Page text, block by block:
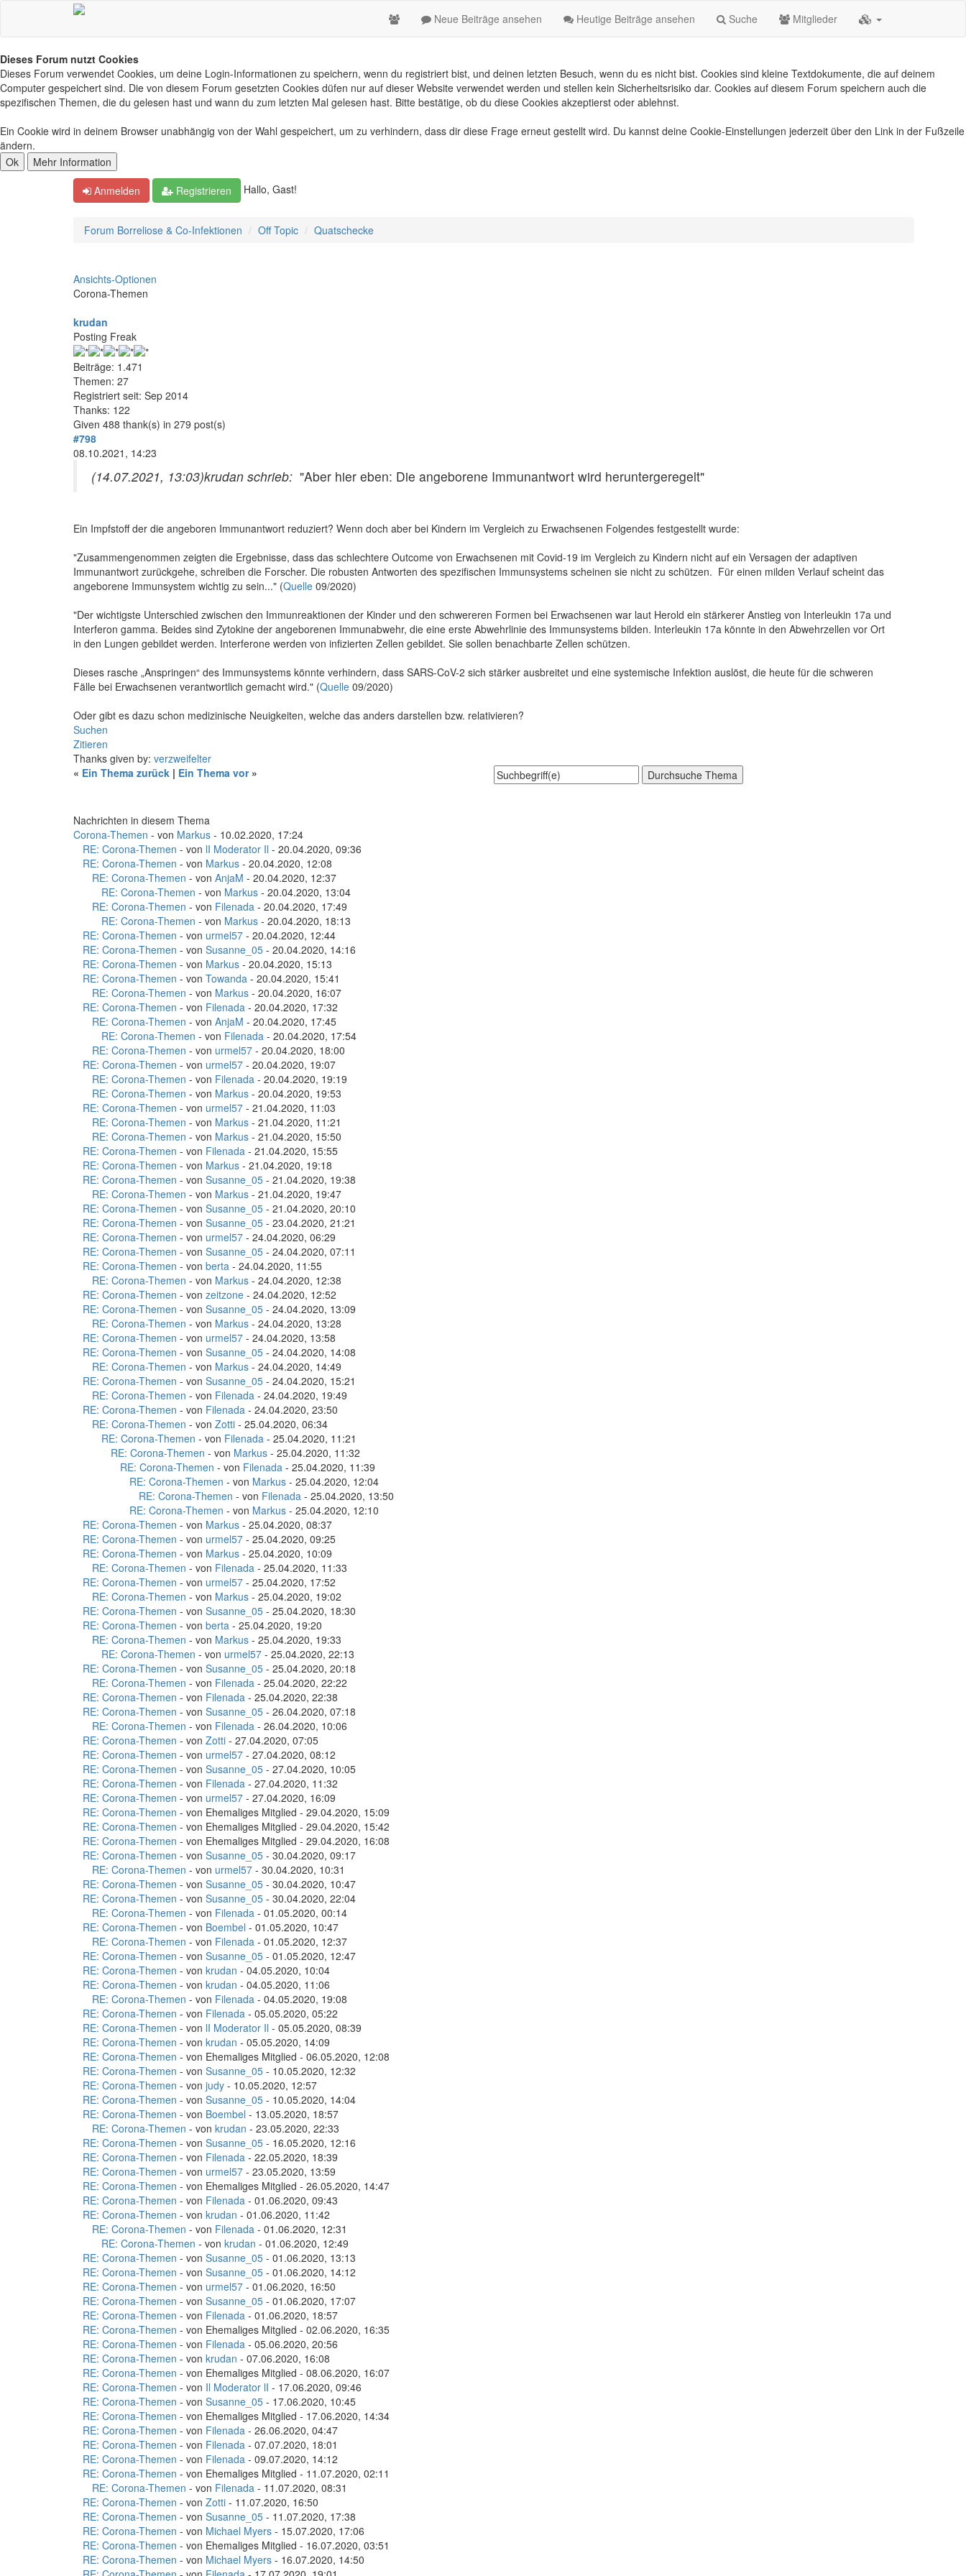
Neue Beiträge ansehen Heutige Beiträge ansehen Suche Mitglieder
Dieses Forum nutzt Cookies
Dieses Forum verwendet Cookies, um deine Login-Informationen zu speichern, wenn du registriert bist, und deinen letzten Besuch, wenn du es nicht bist. Cookies sind kleine Textdokumente, die auf deinem
Computer gespeichert sind. Die von diesem Forum gesetzten Cookies düfen nur auf dieser Website verwendet werden und stellen kein Sicherheitsrisiko dar. Cookies auf diesem Forum speichern auch die
spezifischen Themen, die du gelesen hast und wann du zum letzten Mal gelesen hast. Bitte bestätige, ob du diese Cookies akzeptierst oder ablehnst.
Ein Cookie wird in deinem Browser unabhängig von der Wahl gespeichert, um zu verhindern, dass dir diese Frage erneut gestellt wird. Du kannst deine Cookie-Einstellungen jederzeit über den Link in der Fußzeile
ändern.
Anmelden Registrieren Hallo, Gast!
Forum Borreliose & Co-Infektionen Off Topic Quatschecke
Ansichts-Optionen
Corona-Themen
krudan
Posting Freak
Beiträge: 1.471
Themen: 27
Registriert seit: Sep 2014
Thanks: 122
Given 488 thank(s) in 279 post(s)
#798
08.10.2021, 14:23
(14.07.2021, 13:03)krudan schrieb: "Aber hier eben: Die angeborene Immunantwort wird heruntergeregelt"
Ein Impfstoff der die angeboren Immunantwort reduziert? Wenn doch aber bei Kindern im Vergleich zu Erwachsenen Folgendes festgestellt wurde:
"Zusammengenommen zeigten die Ergebnisse, dass das schlechtere Outcome von Erwachsenen mit Covid-19 im Vergleich zu Kindern nicht auf ein Versagen der adaptiven
Immunantwort zurückgehe, schreiben die Forscher. Die robusten Antworten des spezifischen Immunsystems scheinen sie nicht zu schützen. Für einen milden Verlauf scheint das
angeborene Immunsystem wichtig zu sein..." (Quelle 09/2020)
"Der wichtigste Unterschied zwischen den Immunreaktionen der Kinder und den schwere­ren Formen bei Erwachsenen war laut Herold ein stärkerer Anstieg von Interleukin 17a und
Interferon gamma. Beides sind Zytokine der angeborenen Immunabwehr, die eine erste Abwehrlinie des Immunsystems bilden. Interleukin 17a könnte in den Abwehrzellen vor Ort
in den Lungen gebildet werden. Interferone werden von infizierten Zellen gebil­det. Sie sollen benachbarte Zellen schützen.
Dieses rasche „Anspringen“ des Immunsystems könnte verhindern, dass SARS-CoV-2 sich stärker ausbreitet und eine systemische Infektion auslöst, die heute für die schweren
Fälle bei Erwachsenen verantwortlich gemacht wird." (Quelle 09/2020)
Oder gibt es dazu schon medizinische Neuigkeiten, welche das anders darstellen bzw. relativieren?
Suchen
Zitieren
Thanks given by: verzweifelter
« Ein Thema zurück | Ein Thema vor»
Nachrichten in diesem Thema
Corona-Themen - von Markus - 10.02.2020, 17:24
RE: Corona-Themen - von lI Moderator Il - 20.04.2020, 09:36
RE: Corona-Themen - von Markus - 20.04.2020, 12:08
RE: Corona-Themen - von AnjaM - 20.04.2020, 12:37
RE: Corona-Themen - von Markus - 20.04.2020, 13:04
RE: Corona-Themen - von Filenada - 20.04.2020, 17:49
RE: Corona-Themen - von Markus - 20.04.2020, 18:13
RE: Corona-Themen - von urmel57 - 20.04.2020, 12:44
RE: Corona-Themen - von Susanne_05 - 20.04.2020, 14:16
RE: Corona-Themen - von Markus - 20.04.2020, 15:13
RE: Corona-Themen - von Towanda - 20.04.2020, 15:41
RE: Corona-Themen - von Markus - 20.04.2020, 16:07
RE: Corona-Themen - von Filenada - 20.04.2020, 17:32
RE: Corona-Themen - von AnjaM - 20.04.2020, 17:45
RE: Corona-Themen - von Filenada - 20.04.2020, 17:54
RE: Corona-Themen - von urmel57 - 20.04.2020, 18:00
RE: Corona-Themen - von urmel57 - 20.04.2020, 19:07
RE: Corona-Themen - von Filenada - 20.04.2020, 19:19
RE: Corona-Themen - von Markus - 20.04.2020, 19:53
RE: Corona-Themen - von urmel57 - 21.04.2020, 11:03
RE: Corona-Themen - von Markus - 21.04.2020, 11:21
RE: Corona-Themen - von Markus - 21.04.2020, 15:50
RE: Corona-Themen - von Filenada - 21.04.2020, 15:55
RE: Corona-Themen - von Markus - 21.04.2020, 19:18
RE: Corona-Themen - von Susanne_05 - 21.04.2020, 19:38
RE: Corona-Themen - von Markus - 21.04.2020, 19:47
RE: Corona-Themen - von Susanne_05 - 21.04.2020, 20:10
RE: Corona-Themen - von Susanne_05 - 23.04.2020, 21:21
RE: Corona-Themen - von urmel57 - 24.04.2020, 06:29
RE: Corona-Themen - von Susanne_05 - 24.04.2020, 07:11
RE: Corona-Themen - von berta - 24.04.2020, 11:55
RE: Corona-Themen - von Markus - 24.04.2020, 12:38
RE: Corona-Themen - von zeitzone - 24.04.2020, 12:52
RE: Corona-Themen - von Susanne_05 - 24.04.2020, 13:09
RE: Corona-Themen - von Markus - 24.04.2020, 13:28
RE: Corona-Themen - von urmel57 - 24.04.2020, 13:58
RE: Corona-Themen - von Susanne_05 - 24.04.2020, 14:08
RE: Corona-Themen - von Markus - 24.04.2020, 14:49
RE: Corona-Themen - von Susanne_05 - 24.04.2020, 15:21
RE: Corona-Themen - von Filenada - 24.04.2020, 19:49
RE: Corona-Themen - von Filenada - 24.04.2020, 23:50
RE: Corona-Themen - von Zotti - 25.04.2020, 06:34
RE: Corona-Themen - von Filenada - 25.04.2020, 11:21
RE: Corona-Themen - von Markus - 25.04.2020, 11:32
RE: Corona-Themen - von Filenada - 25.04.2020, 11:39
RE: Corona-Themen - von Markus - 25.04.2020, 12:04
RE: Corona-Themen - von Filenada - 25.04.2020, 13:50
RE: Corona-Themen - von Markus - 25.04.2020, 12:10
RE: Corona-Themen - von Markus - 25.04.2020, 08:37
RE: Corona-Themen - von urmel57 - 25.04.2020, 09:25
RE: Corona-Themen - von Markus - 25.04.2020, 10:09
RE: Corona-Themen - von Filenada - 25.04.2020, 11:33
RE: Corona-Themen - von urmel57 - 25.04.2020, 17:52
RE: Corona-Themen - von Markus - 25.04.2020, 19:02
RE: Corona-Themen - von Susanne_05 - 25.04.2020, 18:30
RE: Corona-Themen - von berta - 25.04.2020, 19:20
RE: Corona-Themen - von Markus - 25.04.2020, 19:33
RE: Corona-Themen - von urmel57 - 25.04.2020, 22:13
RE: Corona-Themen - von Susanne_05 - 25.04.2020, 20:18
RE: Corona-Themen - von Filenada - 25.04.2020, 22:22
RE: Corona-Themen - von Filenada - 25.04.2020, 22:38
RE: Corona-Themen - von Susanne_05 - 26.04.2020, 07:18
RE: Corona-Themen - von Filenada - 26.04.2020, 10:06
RE: Corona-Themen - von Zotti - 27.04.2020, 07:05
RE: Corona-Themen - von urmel57 - 27.04.2020, 08:12
RE: Corona-Themen - von Susanne_05 - 27.04.2020, 10:05
RE: Corona-Themen - von Filenada - 27.04.2020, 11:32
RE: Corona-Themen - von urmel57 - 27.04.2020, 16:09
RE: Corona-Themen - von Ehemaliges Mitglied - 29.04.2020, 15:09
RE: Corona-Themen - von Ehemaliges Mitglied - 29.04.2020, 15:42
RE: Corona-Themen - von Ehemaliges Mitglied - 29.04.2020, 16:08
RE: Corona-Themen - von Susanne_05 - 30.04.2020, 09:17
RE: Corona-Themen - von urmel57 - 30.04.2020, 10:31
RE: Corona-Themen - von Susanne_05 - 30.04.2020, 10:47
RE: Corona-Themen - von Susanne_05 - 30.04.2020, 22:04
RE: Corona-Themen - von Filenada - 01.05.2020, 00:14
RE: Corona-Themen - von Boembel - 01.05.2020, 10:47
RE: Corona-Themen - von Filenada - 01.05.2020, 12:37
RE: Corona-Themen - von Susanne_05 - 01.05.2020, 12:47
RE: Corona-Themen - von krudan - 04.05.2020, 10:04
RE: Corona-Themen - von krudan - 04.05.2020, 11:06
RE: Corona-Themen - von Filenada - 04.05.2020, 19:08
RE: Corona-Themen - von Filenada - 05.05.2020, 05:22
RE: Corona-Themen - von lI Moderator Il - 05.05.2020, 08:39
RE: Corona-Themen - von krudan - 05.05.2020, 14:09
RE: Corona-Themen - von Ehemaliges Mitglied - 06.05.2020, 12:08
RE: Corona-Themen - von Susanne_05 - 10.05.2020, 12:32
RE: Corona-Themen - von judy - 10.05.2020, 12:57
RE: Corona-Themen - von Susanne_05 - 10.05.2020, 14:04
RE: Corona-Themen - von Boembel - 13.05.2020, 18:57
RE: Corona-Themen - von krudan - 23.05.2020, 22:33
RE: Corona-Themen - von Susanne_05 - 16.05.2020, 12:16
RE: Corona-Themen - von Filenada - 22.05.2020, 18:39
RE: Corona-Themen - von urmel57 - 23.05.2020, 13:59
RE: Corona-Themen - von Ehemaliges Mitglied - 26.05.2020, 14:47
RE: Corona-Themen - von Filenada - 01.06.2020, 09:43
RE: Corona-Themen - von krudan - 01.06.2020, 11:42
RE: Corona-Themen - von Filenada - 01.06.2020, 12:31
RE: Corona-Themen - von krudan - 01.06.2020, 12:49
RE: Corona-Themen - von Susanne_05 - 01.06.2020, 13:13
RE: Corona-Themen - von Susanne_05 - 01.06.2020, 14:12
RE: Corona-Themen - von urmel57 - 01.06.2020, 16:50
RE: Corona-Themen - von Susanne_05 - 01.06.2020, 17:07
RE: Corona-Themen - von Filenada - 01.06.2020, 18:57
RE: Corona-Themen - von Ehemaliges Mitglied - 02.06.2020, 16:35
RE: Corona-Themen - von Filenada - 05.06.2020, 20:56
RE: Corona-Themen - von krudan - 07.06.2020, 16:08
RE: Corona-Themen - von Ehemaliges Mitglied - 08.06.2020, 16:07
RE: Corona-Themen - von Il Moderator lI - 17.06.2020, 09:46
RE: Corona-Themen - von Susanne_05 - 17.06.2020, 10:45
RE: Corona-Themen - von Ehemaliges Mitglied - 17.06.2020, 14:34
RE: Corona-Themen - von Filenada - 26.06.2020, 04:47
RE: Corona-Themen - von Filenada - 07.07.2020, 18:01
RE: Corona-Themen - von Filenada - 09.07.2020, 14:12
RE: Corona-Themen - von Ehemaliges Mitglied - 11.07.2020, 02:11
RE: Corona-Themen - von Filenada - 11.07.2020, 08:31
RE: Corona-Themen - von Zotti - 11.07.2020, 16:50
RE: Corona-Themen - von Susanne_05 - 11.07.2020, 17:38
RE: Corona-Themen - von Michael Myers - 15.07.2020, 17:06
RE: Corona-Themen - von Ehemaliges Mitglied - 16.07.2020, 03:51
RE: Corona-Themen - von Michael Myers - 16.07.2020, 14:50